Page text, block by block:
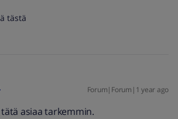
tästä
Forum|Forum|1 year ago
asiaa tarkemmin.